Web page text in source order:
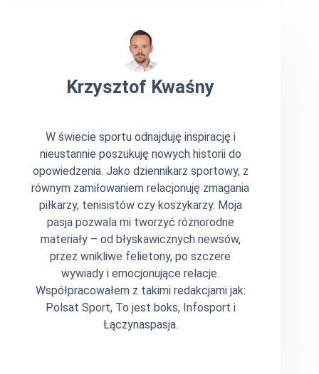
Krzysztof Kwaśny
W świecie sportu odnajduję inspirację i
nieustannie poszukuję nowych historii do
opowiedzenia. Jako dziennikarz sportowy, z
równym zamiłowaniem relacjonuję zmagania
piłkarzy, tenisistów czy koszykarzy. Moja
pasja pozwala mi tworzyć różnorodne
materiały – od błyskawicznych newsów,
przez wnikliwe felietony, po szczere
wywiady i emocjonujące relacje.
Współpracowałem z takimi redakcjami jak:
Polsat Sport, To jest boks, Infosport i
Łączynaspasja.